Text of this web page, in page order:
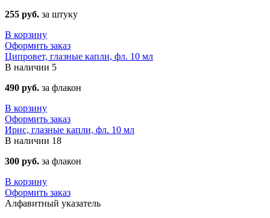
255 руб. за штуку
В корзину
Оформить заказ
Ципровет, глазные капли, фл. 10 мл
В наличии 5
490 руб. за флакон
В корзину
Оформить заказ
Ирис, глазные капли, фл. 10 мл
В наличии 18
300 руб. за флакон
В корзину
Оформить заказ
Алфавитный указатель